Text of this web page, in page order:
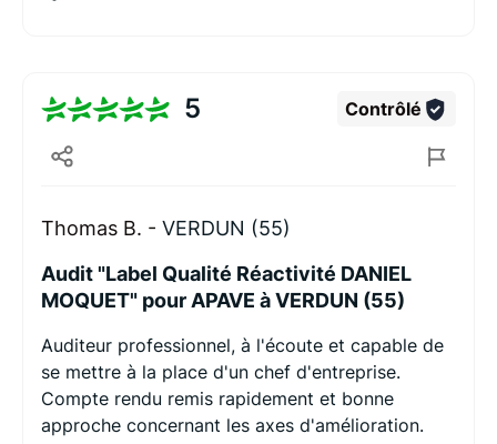
5 Contrôlé
Thomas B. - VERDUN (55)
Audit "Label Qualité Réactivité DANIEL
MOQUET" pour APAVE à VERDUN (55)
Auditeur professionnel, à l'écoute et capable de
se mettre à la place d'un chef d'entreprise.
Compte rendu remis rapidement et bonne
approche concernant les axes d'amélioration.